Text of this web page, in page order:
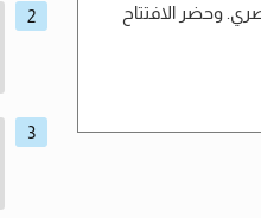
وحضر الافتتاح